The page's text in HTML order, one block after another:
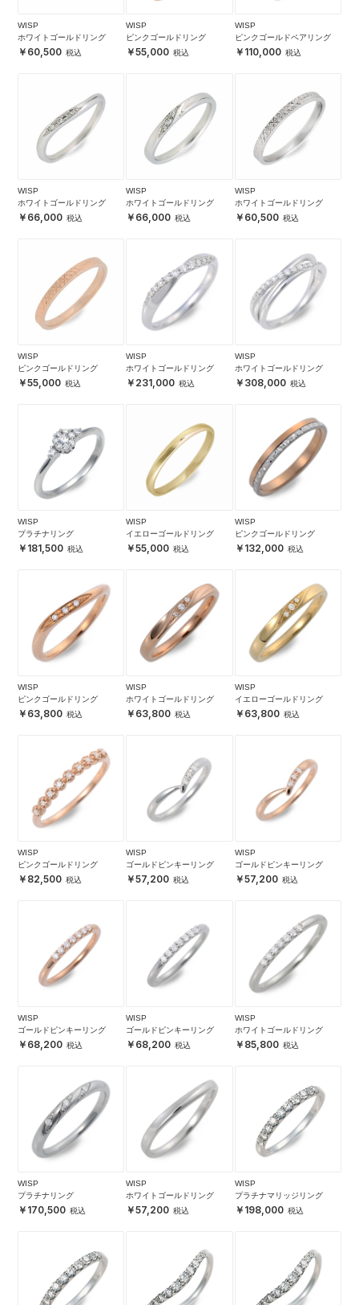
WISP
ホワイトゴールドリング
60,500
WISP
ピンクゴールドリング
55,000
WISP
ピンクゴールドペアリング
110,000
WISP
ホワイトゴールドリング
66,000
WISP
ホワイトゴールドリング
66,000
WISP
ホワイトゴールドリング
60,500
WISP
ピンクゴールドリング
55,000
WISP
ホワイトゴールドリング
231,000
WISP
ホワイトゴールドリング
308,000
WISP
プラチナリング
181,500
WISP
イエローゴールドリング
55,000
WISP
ピンクゴールドリング
132,000
WISP
ピンクゴールドリング
63,800
WISP
ホワイトゴールドリング
63,800
WISP
イエローゴールドリング
63,800
WISP
ピンクゴールドリング
82,500
WISP
ゴールドピンキーリング
57,200
WISP
ゴールドピンキーリング
57,200
WISP
ゴールドピンキーリング
68,200
WISP
ゴールドピンキーリング
68,200
WISP
ホワイトゴールドリング
85,800
WISP
プラチナリング
170,500
WISP
ホワイトゴールドリング
57,200
WISP
プラチナマリッジリング
198,000